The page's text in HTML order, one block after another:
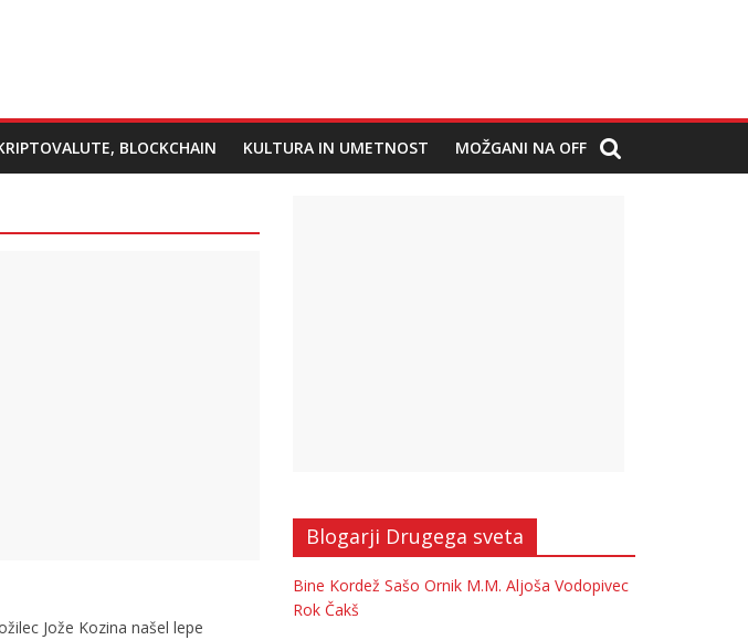
BLOCKCHAIN KULTURA IN UMETNOST MOŽGANI NA OFF
Jože Kozina našel lepe
Blogarji Drugega sveta
Bine Kordež Sašo Ornik M.M. Aljoša Vodopivec
Rok Čakš